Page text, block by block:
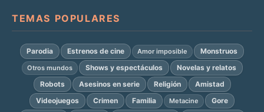
TEMAS POPULARES
Parodia Estrenos de cine Amor imposible Monstruos
Otros mundos Shows y espectáculos
Novelas y relatos
Robots
Asesinos en serie Religión
Amistad
Videojuegos
Crimen Familia Metacine
Gore